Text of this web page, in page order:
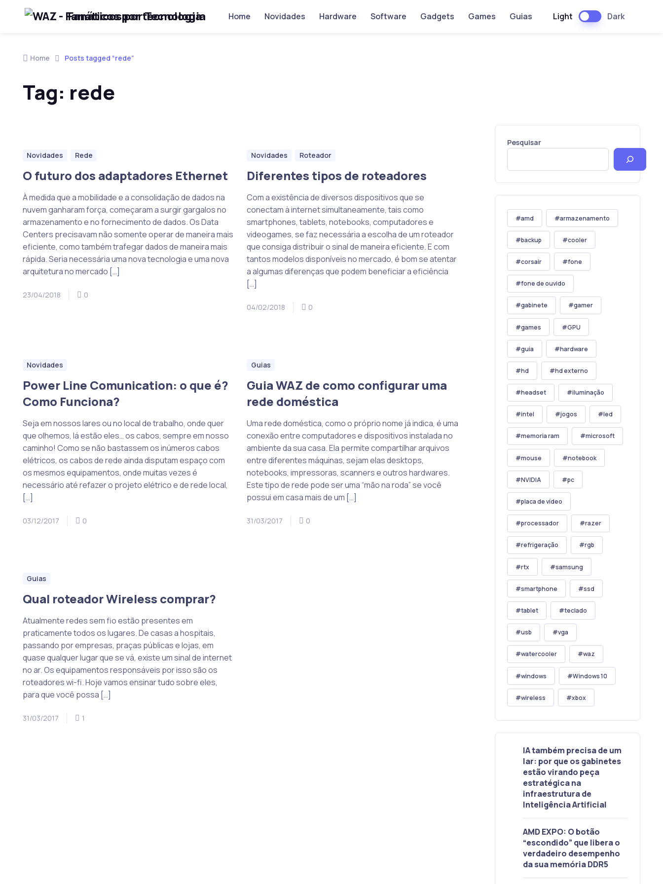
Skip to navigation
Skip to contentFanáticos por Tecnologia Home Novidades Hardware Software Gadgets Games Guias Light Dark
Home Posts tagged “rede”
Tag: rede
Novidades Rede
O futuro dos adaptadores Ethernet
À medida que a mobilidade e a consolidação de dados na
nuvem ganharam força, começaram a surgir gargalos no
armazenamento e no fornecimento de dados. Os Data
Centers precisavam não somente operar de maneira mais
eficiente, como também trafegar dados de maneira mais
rápida. Seria necessária uma nova tecnologia e uma nova
arquitetura no mercado […]
23/04/2018 0
Novidades Roteador
Diferentes tipos de roteadores
Com a existência de diversos dispositivos que se
conectam à internet simultaneamente, tais como
smartphones, tablets, notebooks, computadores e
videogames, se faz necessária a escolha de um roteador
que consiga distribuir o sinal de maneira eficiente. E com
tantos modelos disponíveis no mercado, é bom se atentar
a algumas diferenças que podem beneficiar a eficiência
[…]
04/02/2018 0
Novidades
Power Line Comunication: o que é?
Como Funciona?
Seja em nossos lares ou no local de trabalho, onde quer
que olhemos, lá estão eles… os cabos, sempre em nosso
caminho! Como se não bastassem os inúmeros cabos
elétricos, os cabos de rede ainda disputam espaço com
os mesmos equipamentos, onde muitas vezes é
necessário até refazer o projeto elétrico e de rede local,
[…]
03/12/2017 0
Guias
Guia WAZ de como configurar uma
rede doméstica
Uma rede doméstica, como o próprio nome já indica, é uma
conexão entre computadores e dispositivos instalada no
ambiente da sua casa. Ela permite compartilhar arquivos
entre diferentes máquinas, sejam elas desktops,
notebooks, impressoras, scanners e outros hardwares.
Este tipo de rede pode ser uma “mão na roda” se você
possui em casa mais de um […]
31/03/2017 0
Guias
Qual roteador Wireless comprar?
Atualmente redes sem fio estão presentes em
praticamente todos os lugares. De casas a hospitais,
passando por empresas, praças públicas e lojas, em
quase qualquer lugar que se vá, existe um sinal de internet
no ar. Os equipamentos responsáveis por isso são os
roteadores wi-fi. Hoje vamos ensinar tudo sobre eles,
para que você possa […]
31/03/2017 1
Pesquisar
amd armazenamento
backup cooler
corsair fone
fone de ouvido
gabinete gamer
games GPU
guia hardware
hd hd externo
headset iluminação
intel jogos led
memoria ram microsoft
mouse notebook
NVIDIA pc
placa de vídeo
processador razer
refrigeração rgb
rtx samsung
smartphone ssd
tablet teclado
usb vga
watercooler waz
windows Windows 10
wireless xbox
IA também precisa de um
lar: por que os gabinetes
estão virando peça
estratégica na
infraestrutura de
Inteligência Artificial
AMD EXPO: O botão
“escondido” que libera o
verdadeiro desempenho
da sua memória DDR5